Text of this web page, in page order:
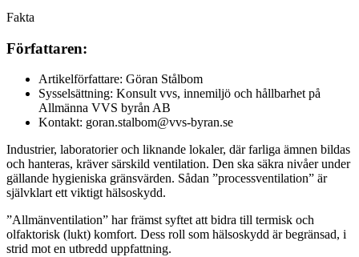
Fakta
Författaren:
Artikelförfattare: Göran Stålbom
Sysselsättning: Konsult vvs, innemiljö och hållbarhet på
Allmänna VVS byrån AB
Kontakt: goran.stalbom@vvs-byran.se
Industrier, laboratorier och liknande lokaler, där farliga ämnen bildas
och hanteras, kräver särskild ventilation. Den ska säkra nivåer under
gällande hygieniska gränsvärden. Sådan ”processventilation” är
självklart ett viktigt hälso­skydd.
”Allmänventilation” har främst syftet att bidra till termisk och
olfaktorisk (lukt) komfort. Dess roll som hälsoskydd är begränsad, i
strid mot en utbredd uppfattning.